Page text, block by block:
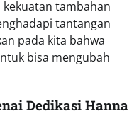
tambahan
tantangan
pada kita bahwa
bisa mengubah
Dedikasi Hanna